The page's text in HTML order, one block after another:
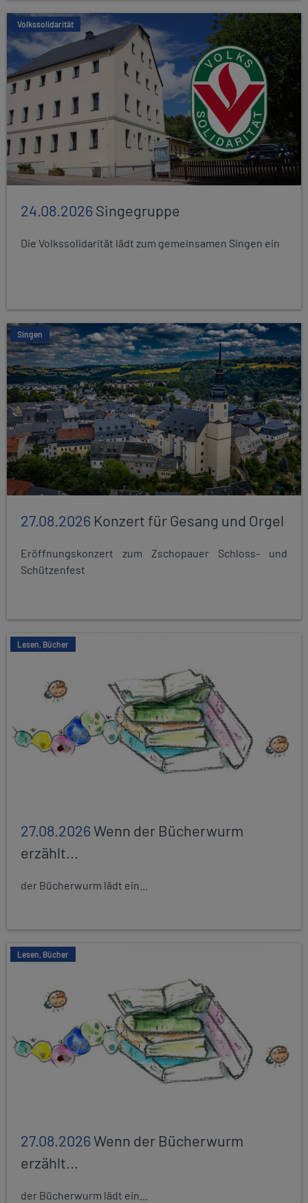
Volkssolidarität
24.08.2026Singegruppe
Die Volkssolidarität lädt zum gemeinsamen Singen ein
Singen
27.08.2026 Konzert für Gesang und Orgel
Eröffnungskonzert zum Zschopauer Schloss- und
Schützenfest
Lesen, Bücher
27.08.2026Wenn der Bücherwurm
erzählt...
der Bücherwurm lädt ein...
Lesen, Bücher
27.08.2026Wenn der Bücherwurm
erzählt...
der Bücherwurm lädt ein...